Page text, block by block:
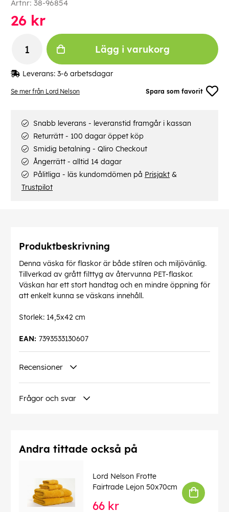
Se mer från Lord Nelson Spara som favorit
Artnr: 38-96854
26 kr
Lägg i varukorg
Leverans: 3-6 arbetsdagar
Snabb leverans - leveranstid framgår i kassan
Returrätt - 100 dagar öppet köp
Smidig betalning - Qliro Checkout
Ångerrätt - alltid 14 dagar
Pålitliga - läs kundomdömen på Prisjakt &
Trustpilot
Produktbeskrivning
Denna väska för flaskor är både stilren och miljövänlig.
Tillverkad av grått filttyg av återvunna PET-flaskor.
Väskan har ett stort handtag och en mindre öppning för
att enkelt kunna se väskans innehåll.
Storlek: 14,5x42 cm
7393533130607
EAN:
Recensioner
Frågor och svar
Andra tittade också på
Lord Nelson Frotte
Fairtrade Lejon 50x70cm
66 kr